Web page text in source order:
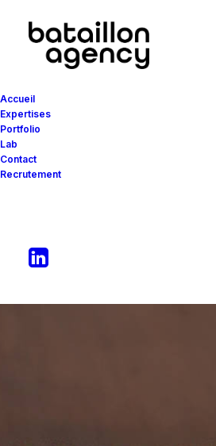
Accueil
Expertises
Portfolio
Lab
Contact
Recrutement